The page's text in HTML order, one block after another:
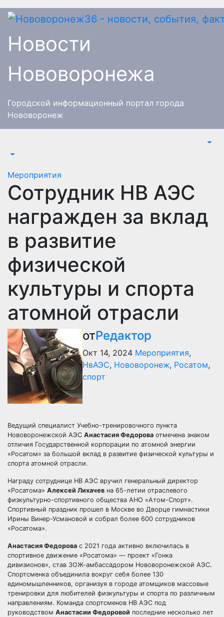
Перейти
Новости
Нововоронежа
Городской информационный портал города
Нововоронеж
Мероприятия
Сотрудник НВ АЭС
награжден за вклад
в развитие
физической
культуры и спорта
атомной отрасли
отРедактор
Окт 14, 2024 Мероприятия,
НвАЭС, Нововоронеж, Росатом,
спорт
​Ведущий специалист Учебно-тренировочного пункта
Нововоронежской АЭС Анастасия Федорова отмечена знаком
отличия Государственной корпорации по атомной энергии
«Росатом» за большой вклад в развитие физической культуры и
спорта атомной отрасли.
​Награду сотруднице НВ АЭС вручил генеральный директор
«Росатома» Алексей Лихачев на 65-летии отраслевого
физкультурно-спортивного общества АНО «Атом-Спорт».
Спортивный праздник прошел в Москве во Дворце гимнастики
Ирины Винер-Усмановой и собрал более 600 сотрудников
«Росатома».
Анастасия Федорова с 2021 года активно включилась в
спортивное движение «Росатома» — проект «Гонка
дивизионов», став ЗОЖ-амбассадором Нововоронежской АЭС.
Спортсменка объединила вокруг себя более 130
единомышленников, организуя в городе атомщиков массовые
тренировки для любителей физкультуры и спорта по различным
направлениям. Команда спортсменов НВ АЭС под
руководством Анастасии Федоровой последние несколько лет